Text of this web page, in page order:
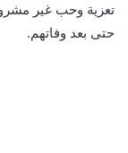
تعزية وحب غير
حتى بعد وفاتهم.